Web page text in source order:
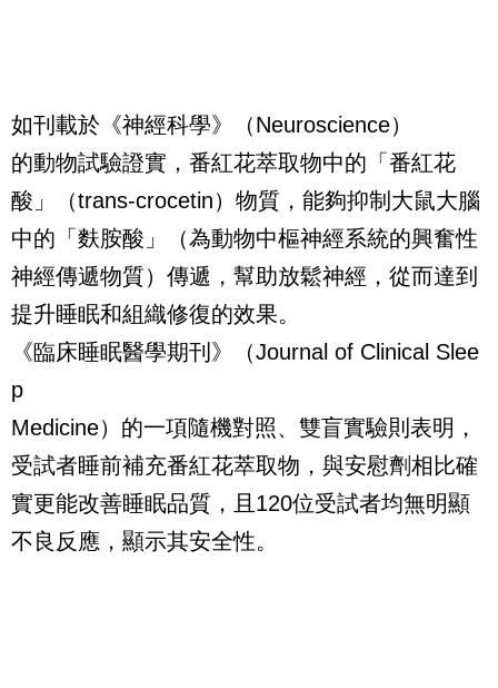
如刊載於《神經科學》（Neuroscience）
的動物試驗證實，番紅花萃取物中的「番紅花
酸」（trans-crocetin）物質，能夠抑制大鼠大腦
中的「麩胺酸」（為動物中樞神經系統的興奮性
神經傳遞物質）傳遞，幫助放鬆神經，從而達到
提升睡眠和組織修復的效果。
《臨床睡眠醫學期刊》（Journal of Clinical Slee
p
Medicine）的一項隨機對照、雙盲實驗則表明，
受試者睡前補充番紅花萃取物，與安慰劑相比確
實更能改善睡眠品質，且120位受試者均無明顯
不良反應，顯示其安全性。